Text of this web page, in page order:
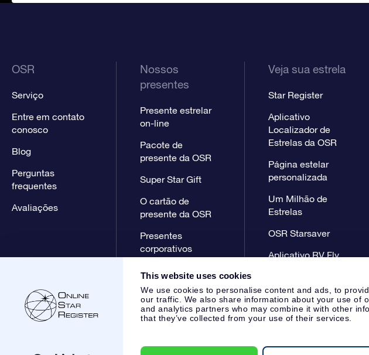
This website uses cookies
We use cookies to personalise content and ads, to
our traffic. We also share information about your use of
and analytics partners who may combine it with other
that they’ve collected from your use of their services.
OSR
Serviço
Entre em contato
conosco
Blog
Perguntas
frequentes
Avaliações
Nossos
presentes
Presente estrelar
on-line
Pacote de
presente da OSR
Super Star Gift
O cartão de
presente da OSR
Presentes
corporativos
Veja sua estrela
Star Register
Aplicativo
Localizador de
Estrelas da OSR
Página estelar
personalizada
Um Milhão de
Estrelas
OSR Starsaver
Aplicativo RV Fly